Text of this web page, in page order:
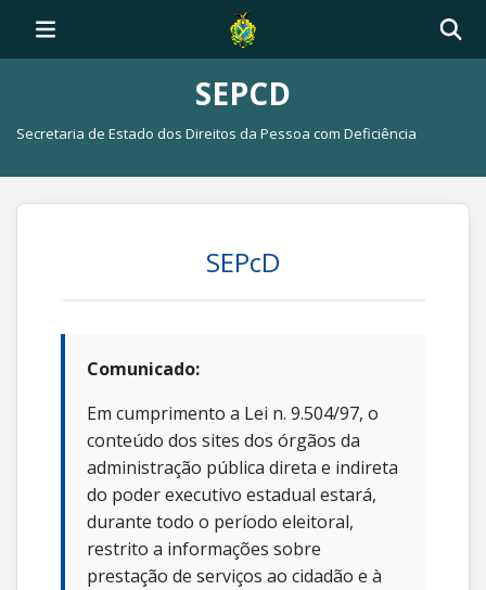
SEPCD
Secretaria de Estado dos Direitos da Pessoa com Deficiência
SEPcD
Comunicado:
Em cumprimento a Lei n. 9.504/97, o
conteúdo dos sites dos órgãos da
administração pública direta e indireta
do poder executivo estadual estará,
durante todo o período eleitoral,
restrito a informações sobre
prestação de serviços ao cidadão e à